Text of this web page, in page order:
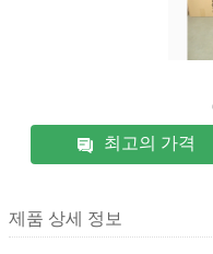
최고의 가격
제품 상세 정보